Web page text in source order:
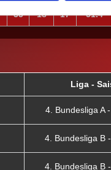
35 18 17 51.4
Liga -
4. Bundesliga A
4. Bundesliga B
4. Bundesliga B